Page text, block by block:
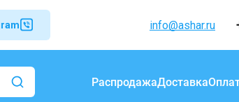
info@ashar.ru
РаспродажаДоставка